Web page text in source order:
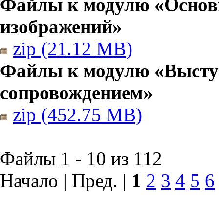
Файлы к модулю
изображений»
zip (21.12 MB)
Файлы к модулю
сопровождением»
zip (452.75 MB)
Файлы 1 - 10 из 112
Начало | Пред. | 1 2 3 4 5 6